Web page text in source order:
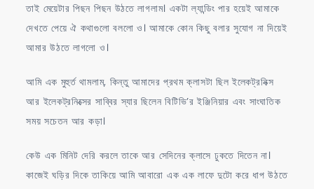
তাই মেয়েটার পিছন পিছন উঠতে লাগলাম। একটা ল্যান্ডিং পার হয়েই আমাকে
দেখতে পেয়ে ঐ কথাগুলো বললো ও। আমাকে কোন কিছু বলার সুযোগ না দিয়েই
আমার উঠতে লাগলো ও।
আমি এক মুহুর্ত থামলাম, কিন্তু আমাদের প্রথম ক্লাসটা ছিল ইলেকট্রনিক্স
আর ইলেকট্রনিক্সের সাব্বির স্যার ছিলেন বিটিভি’র ইঞ্জিনিয়ার এবং সাংঘাতিক
সময় সচেতন আর কড়া।
কেউ এক মিনিট দেরি করলে তাকে আর সেদিনের ক্লাসে ঢুকতে দিতেন না।
কাজেই ঘড়ির দিকে তাকিয়ে আমি আবারো এক এক লাফে দুটো করে ধাপ উঠতে